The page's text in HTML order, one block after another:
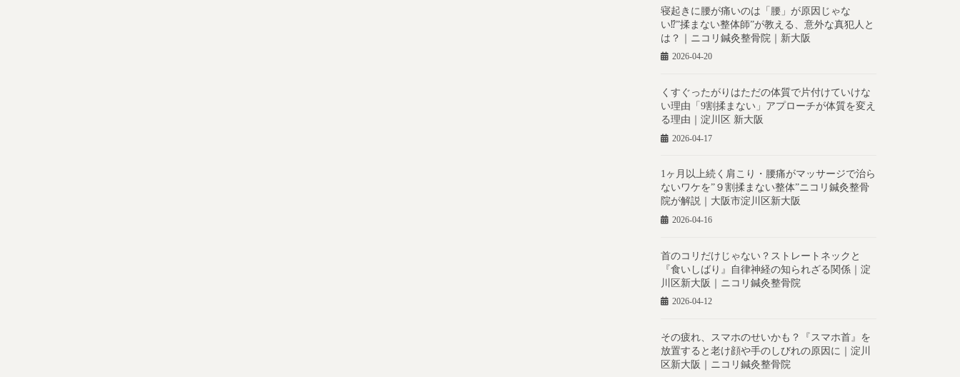
寝起きに腰が痛いのは「腰」が原因じゃな
い⁉︎”揉まない整体師”が教える、意外な真犯人と
は？｜ニコリ鍼灸整骨院｜新大阪
2026-04-20
くすぐったがりはただの体質で片付けていけな
い理由「9割揉まない」アプローチが体質を変え
る理由｜淀川区 新大阪
2026-04-17
1ヶ月以上続く肩こり・腰痛がマッサージで治ら
ないワケを”９割揉まない整体”ニコリ鍼灸整骨
院が解説｜大阪市淀川区新大阪
2026-04-16
首のコリだけじゃない？ストレートネックと
『食いしばり』自律神経の知られざる関係｜淀
川区新大阪｜ニコリ鍼灸整骨院
2026-04-12
その疲れ、スマホのせいかも？『スマホ首』を
放置すると老け顔や手のしびれの原因に｜淀川
区新大阪｜ニコリ鍼灸整骨院